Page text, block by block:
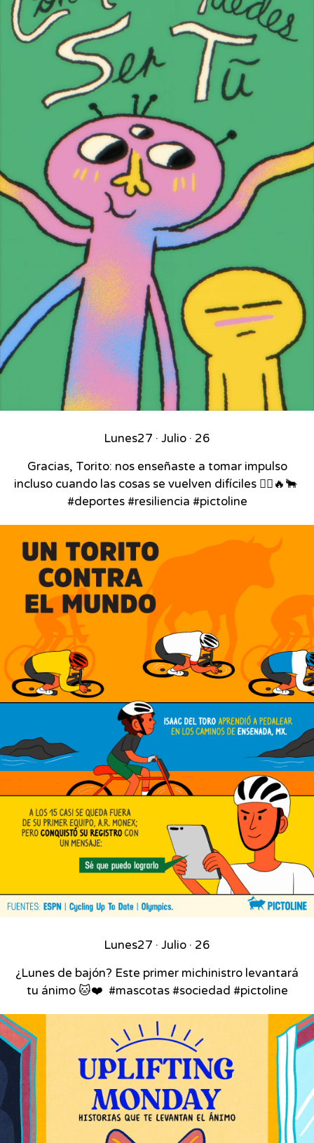
Lunes27 · Julio · 26
Gracias, Torito: nos enseñaste a tomar impulso
incluso cuando las cosas se vuelven difíciles 🚴‍♂️🔥🐂⁣ ⁣
#deportes #resiliencia #pictoline
Lunes27 · Julio · 26
¿Lunes de bajón? Este primer michinistro levantará
tu ánimo 🐱❤️⁣ ⁣ #mascotas #sociedad #pictoline